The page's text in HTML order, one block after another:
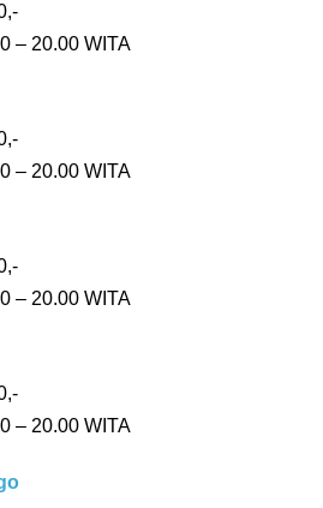
– 20.00 WITA
– 20.00 WITA
– 20.00 WITA
– 20.00 WITA